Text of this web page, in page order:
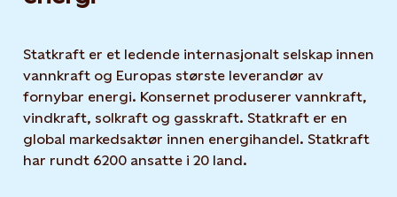
Statkraft er et ledende internasjonalt selskap innen
vannkraft og Europas største leverandør av
fornybar energi. Konsernet produserer vannkraft,
vindkraft, solkraft og gasskraft. Statkraft er en
global markedsaktør innen energihandel. Statkraft
har rundt 6200 ansatte i 20 land.